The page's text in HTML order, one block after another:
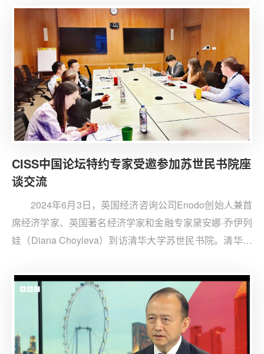
CISS中国论坛特约专家受邀参加苏世民书院座
谈交流
2024年6月3日，英国经济咨询公司Enodo创始人兼首
席经济学家、英国著名经济学家和金融专家黛安娜·乔伊列
娃（Diana Choyleva）到访清华大学苏世民书院。清华大
建设银行研究院高级专家余翔，战略与安全研究中心特约
专家、中国国际问题研究院发展中国家研究所助理研究员
姚锦祥受邀参加此次座谈交流。